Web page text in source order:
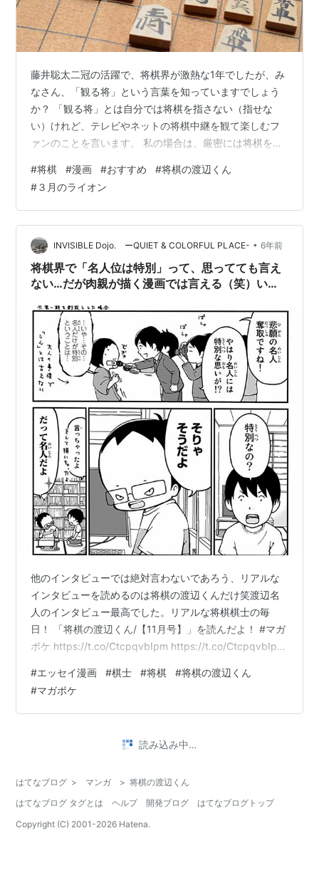
藤井聡太二冠の活躍で、将棋界が激熱な1年でしたが、み
なさん、「観る将」という言葉を知っていますでしょう
か？ 「観る将」とは自分では将棋を指さない（指せな
い）けれど、テレビやネットの将棋中継を観て楽しむフ
ァンのことを言います。 私の場合は、厳密には将棋を指
等はまったくやっていません。最近はネットの将棋中継
をもっぱら観る側なので、自分としては「観る将」を名
乗っています。 さて、そんな「観る将」の私が本日おす
すめしたいのが「将棋漫画」。将棋漫画の世界は深いん
です、熱いんです！ 是非読んでもらいたい4冊をご紹介
します。 伊奈めぐみ『将棋の渡辺くん』 「…
#将棋 #漫画 #おすすめ #将棋の渡辺くん
#３月のライオン
INVISIBLE Dojo. ーQUIET & COLORFUL PLACE- • 6年前
将棋界で「名人位は特別」って、思ってても言え
ない…だが肉親が描く漫画では言える（笑）いい
他のインタビューでは絶対言わないであろう、リアルな
インタビューを読めるのは将棋の渡辺くんだけ笑渡辺名
人のインタビュー最高でした。リアルな将棋棋士の毎
日！ 「将棋の渡辺くん/【11月号】」を読んだよ！ #マガ
ポケ https://t.co/CtcpqvbIpm https://t.co/CtcpqvbIpm
飛車 (@shogiumauma) October 8, 2020 ははは、マイブ
クマ。 これ、読売新聞社がマジで激怒するやつだ。いい
ぞマガポケ（笑） https://b.hatena.ne.jp/entry/469…
#エッセイ漫画 #棋士 #将棋 #将棋の渡辺くん
#マガポケ
読み込み中…
はてなブログ > マンガ > 将棋の渡辺くん
はてなブログ タグとは
ヘルプ 開発ブログ
はてなブログトップ
Copyright (C) 2001-2026 Hatena.